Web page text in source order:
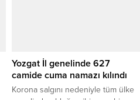
Yozgat İl genelinde 627
camide cuma namazı kılındı
Korona salgını nedeniyle tüm ülke